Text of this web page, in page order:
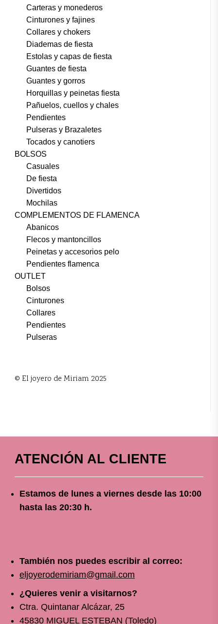
Carteras y monederos
Cinturones y fajines
Collares y chokers
Diademas de fiesta
Estolas y capas de fiesta
Guantes de fiesta
Guantes y gorros
Horquillas y peinetas fiesta
Pañuelos, cuellos y chales
Pendientes
Pulseras y Brazaletes
Tocados y canotiers
BOLSOS
Casuales
De fiesta
Divertidos
Mochilas
COMPLEMENTOS DE FLAMENCA
Abanicos
Flecos y mantoncillos
Peinetas y accesorios pelo
Pendientes flamenca
OUTLET
Bolsos
Cinturones
Collares
Pendientes
Pulseras
© El joyero de Miriam 2025
ATENCIÓN AL CLIENTE
Estamos de lunes a viernes desde las 10:00
hasta las 20:30 h.
También nos puedes escribir al correo:
eljoyerodemiriam@gmail.com
¿Quieres venir a visitarnos?
Ctra. Quintanar Alcázar, 25
45830 MIGUEL ESTEBAN (Toledo)